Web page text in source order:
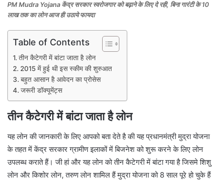
PM Mudra Yojana केंद्र सरकार स्वरोजगार को बढ़ाने के लिए दे रही, बिना गारंटी के 10
लाख तक का लोन आज ही उठाये फायदा
Table of Contents
तीन कैटेगरी में बांटा जाता है लोन
2015 में हुई थी इस स्कीम की शुरुआत
बहुत आसान है आवेदन का प्रोसेस
जरूरी डॉक्यूमेंट्स
तीन कैटेगरी में बांटा जाता है लोन
यह लोन की जानकारी के लिए आपको बता देते है की यह प्रधानमंत्री मुद्रा योजना
के तहत में केंद्र सरकार ग्रामीण इलाकों में बिजनेश को शुरू करने के लिए लोन
उपलब्ध कराते हैं। जी हां और यह लोन को तीन कैटेगरी में बांटा गया है जिसमे शिशु
लोन और किशोर लोन, तरुण लोन शामिल हैं मुद्रा योजना को 8 साल पूरे हो चुके हैं